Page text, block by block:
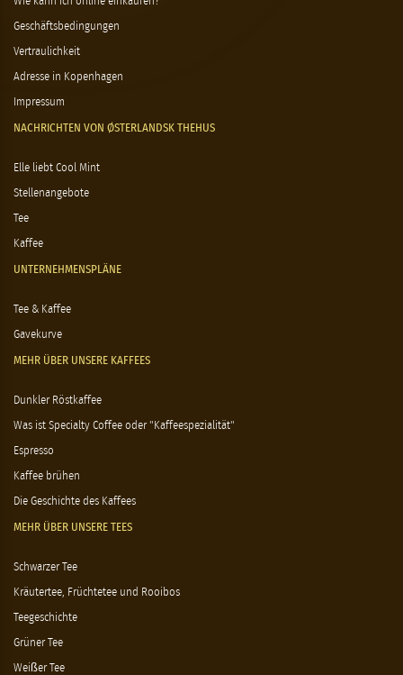
Geschäftsbedingungen
Vertraulichkeit
Adresse in Kopenhagen
Impressum
NACHRICHTEN VON ØSTERLANDSK THEHUS
Elle liebt Cool Mint
Stellenangebote
Tee
Kaffee
UNTERNEHMENSPLÄNE
Tee & Kaffee
Gavekurve
MEHR ÜBER UNSERE KAFFEES
Dunkler Röstkaffee
Was ist Specialty Coffee oder "Kaffeespezialität"
Espresso
Kaffee brühen
Die Geschichte des Kaffees
MEHR ÜBER UNSERE TEES
Schwarzer Tee
Kräutertee, Früchtetee und Rooibos
Teegeschichte
Grüner Tee
Weißer Tee